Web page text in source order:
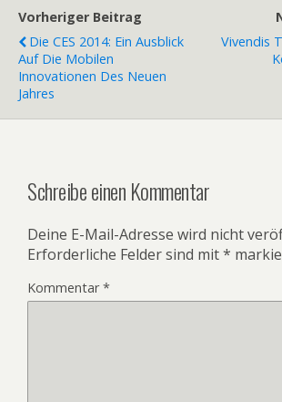
Vorheriger Beitrag
Die CES 2014: Ein Ausblick
Auf Die Mobilen
Innovationen Des Neuen
Jahres
Vivendis
Schreibe einen Kommentar
Deine E-Mail-Adresse wird nicht
Erforderliche Felder sind mit*
Kommentar*